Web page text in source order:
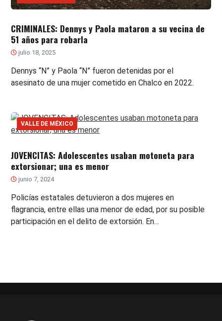
CRIMINALES: Dennys y Paola mataron a su vecina de
51 años para robarla
julio 18, 2025
Dennys “N” y Paola “N” fueron detenidas por el
asesinato de una mujer cometido en Chalco en 2022.
VALLE DE MÉXICO
JOVENCITAS: Adolescentes usaban motoneta para
extorsionar; una es menor
junio 7, 2024
Policías estatales detuvieron a dos mujeres en
flagrancia, entre ellas una menor de edad, por su posible
participación en el delito de extorsión. En…